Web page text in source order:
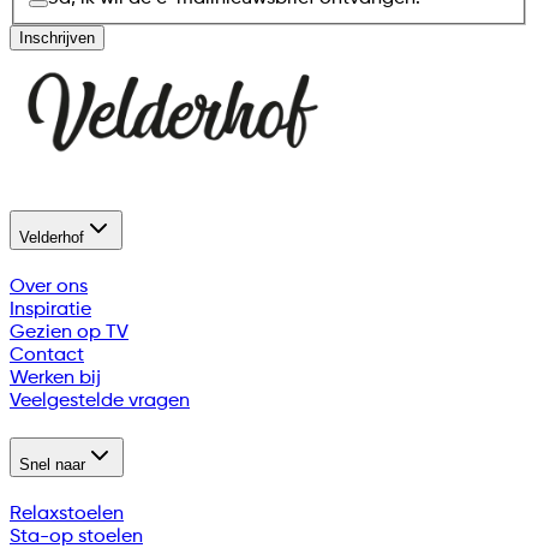
Inschrijven
Velderhof
Over ons
Inspiratie
Gezien op TV
Contact
Werken bij
Veelgestelde vragen
Snel naar
Relaxstoelen
Sta-op stoelen